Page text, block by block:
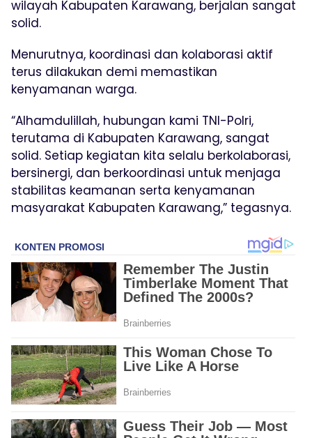
wilayah Kabupaten Karawang, berjalan sangat
solid.
Menurutnya, koordinasi dan kolaborasi aktif
terus dilakukan demi memastikan
kenyamanan warga.
“Alhamdulillah, hubungan kami TNI-Polri,
terutama di Kabupaten Karawang, sangat
solid. Setiap kegiatan kita selalu berkolaborasi,
bersinergi, dan berkoordinasi untuk menjaga
stabilitas keamanan serta kenyamanan
masyarakat Kabupaten Karawang,” tegasnya.